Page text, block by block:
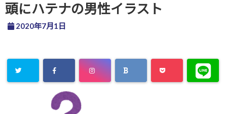
頭にハテナの男性イラスト
2020年7月1日